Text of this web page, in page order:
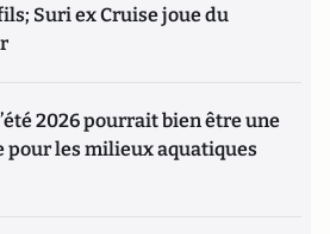
Suri ex Cruise joue du
2026 pourrait bien être une
les milieux aquatiques